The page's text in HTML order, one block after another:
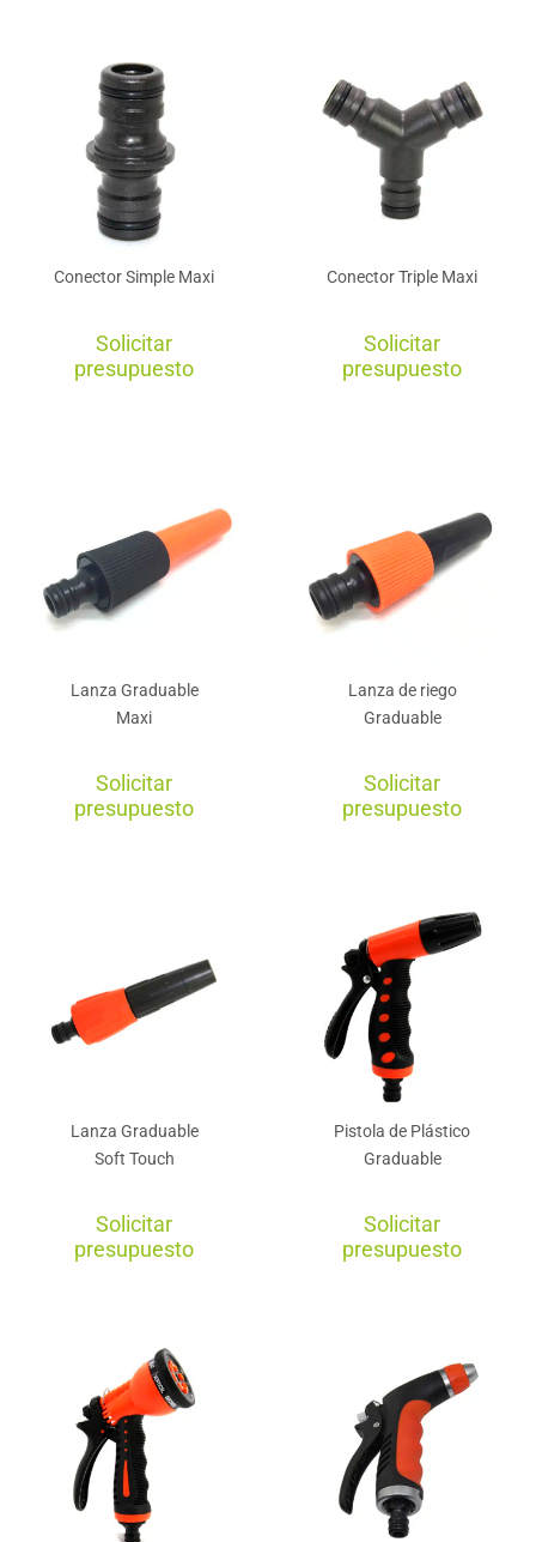
Conector Simple Maxi
Solicitar
presupuesto
Conector Triple Maxi
Solicitar
presupuesto
Lanza Graduable
Maxi
Solicitar
presupuesto
Lanza de riego
Graduable
Solicitar
presupuesto
Lanza Graduable
Soft Touch
Solicitar
presupuesto
Pistola de Plástico
Graduable
Solicitar
presupuesto